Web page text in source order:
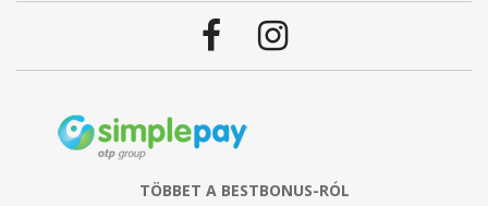
TÖBBET A BESTBONUS-RÓL